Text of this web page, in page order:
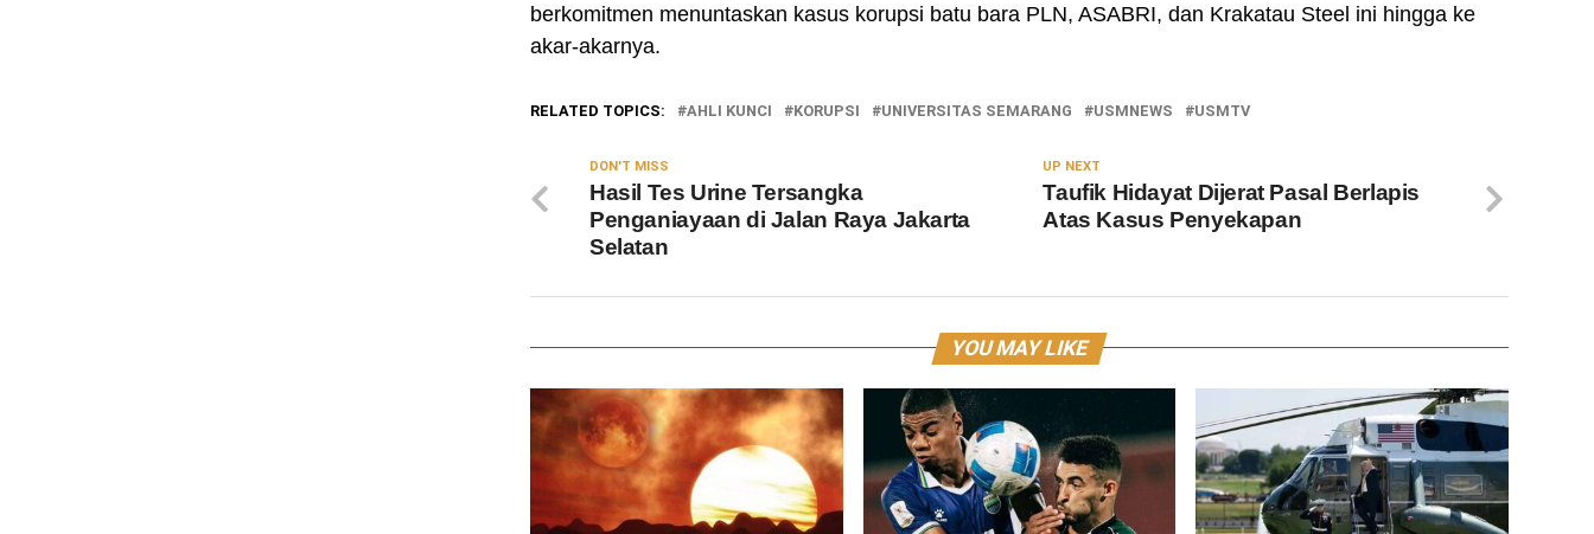
berkomitmen menuntaskan kasus korupsi batu bara PLN, ASABRI, dan Krakatau Steel ini hingga ke
akar-akarnya.
RELATED TOPICS: AHLI KUNCI KORUPSI UNIVERSITAS SEMARANG USMNEWS USMTV
UP NEXT
Taufik Hidayat Dijerat Pasal Berlapis
Atas Kasus Penyekapan
DON'T MISS
Hasil Tes Urine Tersangka
Penganiayaan di Jalan Raya Jakarta
Selatan
YOU MAY LIKE